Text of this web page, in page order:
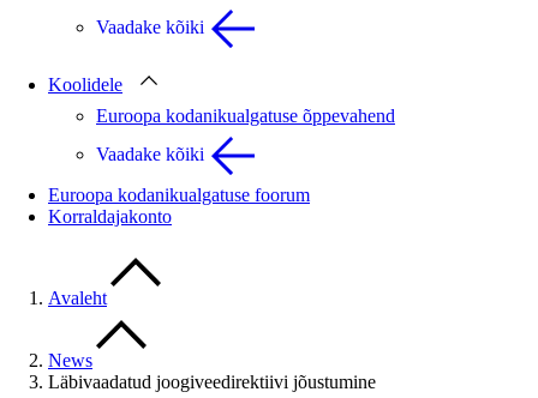
Vaadake kõiki
Koolidele
Euroopa kodanikualgatuse õppevahend
Vaadake kõiki
Euroopa kodanikualgatuse foorum
Korraldajakonto
Avaleht
News
Läbivaadatud joogiveedirektiivi jõustumine